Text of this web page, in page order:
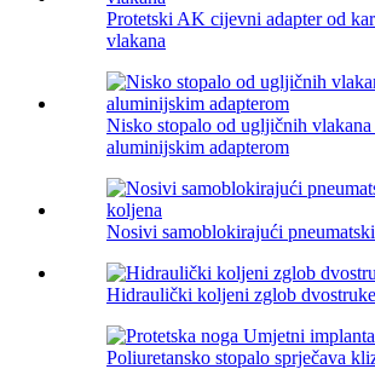
Protetski AK cijevni adapter od
vlakana
Nisko stopalo od ugljičnih vlakana
aluminijskim adapterom
Nosivi samoblokirajući
Hidraulički koljeni zglob